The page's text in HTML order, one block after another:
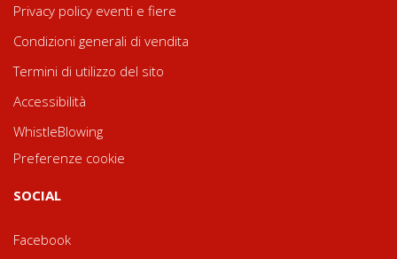
Privacy policy eventi e fiere
Condizioni generali di vendita
Termini di utilizzo del sito
Accessibilità
WhistleBlowing
Preferenze cookie
SOCIAL
Facebook